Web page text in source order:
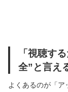
「視聴す
全”と言え
よくあるのが「ア